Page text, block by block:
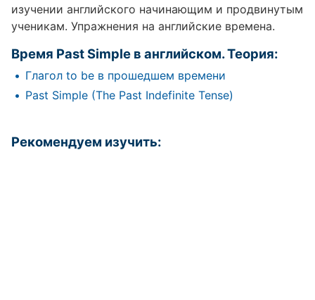
изучении английского начинающим и продвинутым
ученикам. Упражнения на английские времена.
Время Past Simple в английском. Теория:
Глагол to be в прошедшем времени
Past Simple (The Past Indefinite Tense)
Рекомендуем изучить: